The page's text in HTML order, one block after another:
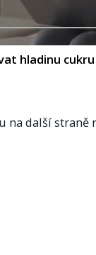
hladinu
na další straně